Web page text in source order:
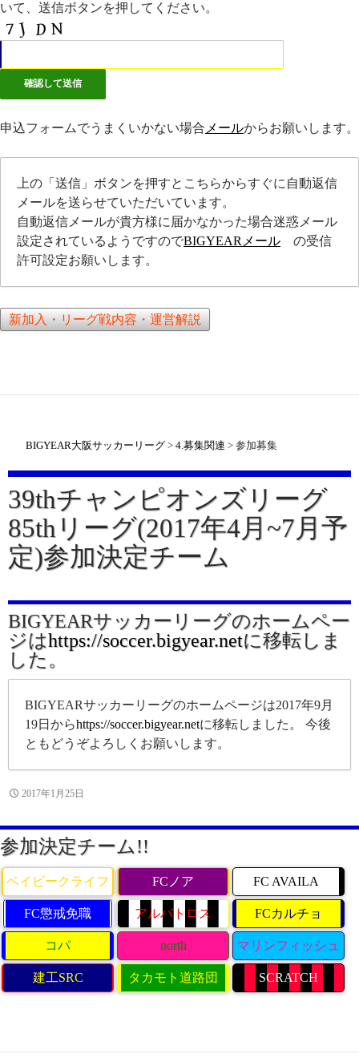
いて、送信ボタンを押してください。
申込フォームでうまくいかない場合 メールからお願いします。
上の「送信」ボタンを押すとこちらからすぐに自動返信
メールを送らせていただいています。
自動返信メールが貴方様に届かなかった場合迷惑メール
設定されているようですのでBIGYEARメール の受信
許可設定お願いします。
新加入・リーグ戦内容・運営解説
BIGYEAR大阪サッカーリーグ > 4.募集関連 > 参加募集
39thチャンピオンズリーグ
85thリーグ(2017年4月~7月予
定)参加決定チーム
BIGYEARサッカーリーグのホームペー
ジはhttps://soccer.bigyear.netに移転しま
した。
BIGYEARサッカーリーグのホームページは2017年9月
19日からhttps://soccer.bigyear.netに移転しました。 今後
ともどうぞよろしくお願いします。
2017年1月25日
参加決定チーム!!
ベイビークライフ FCノア FC AVAILA
FC懲戒免職 アルバトロス FCカルチョ
コパ north マリンフィッシュ
建工SRC タカモト道路団 SCRATCH